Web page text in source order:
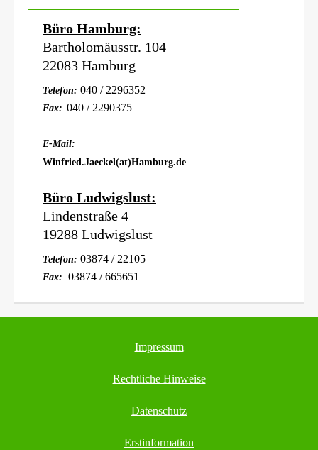
Büro Hamburg:
Bartholomäusstr. 104
22083 Hamburg
Telefon: 040 / 2296352
Fax: 040 / 2290375
E-Mail:
Winfried.Jaeckel(at)Hamburg.de
Büro Ludwigslust:
Lindenstraße 4
19288 Ludwigslust
Telefon: 03874 / 22105
Fax: 03874 / 665651
Impressum
Rechtliche Hinweise
Datenschutz
Erstinformation